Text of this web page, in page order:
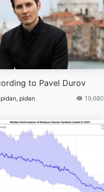
to Pavel Durov
pidan, pidan 19,680